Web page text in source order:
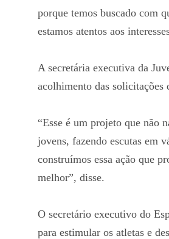
porque temos buscado com
estamos atentos aos
A secretária executiva da
acolhimento das solicitações
“Esse é um projeto que não
jovens, fazendo escutas em
construímos essa ação que
melhor”, disse.
O secretário executivo do
para estimular os atletas e